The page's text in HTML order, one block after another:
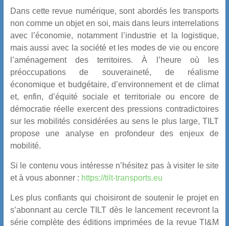
Dans cette revue numérique, sont abordés les transports
non comme un objet en soi, mais dans leurs interrelations
avec l’économie, notamment l’industrie et la logistique,
mais aussi avec la société et les modes de vie ou encore
l’aménagement des territoires. À l’heure où les
préoccupations de souveraineté, de réalisme
économique et budgétaire, d’environnement et de climat
et, enfin, d’équité sociale et territoriale ou encore de
démocratie réelle exercent des pressions contradictoires
sur les mobilités considérées au sens le plus large, TILT
propose une analyse en profondeur des enjeux de
mobilité.
Si le contenu vous intéresse n’hésitez pas à visiter le site
et à vous abonner : https://tilt-transports.eu
Les plus confiants qui choisiront de soutenir le projet en
s’abonnant au cercle TILT dès le lancement recevront la
série complète des éditions imprimées de la revue TI&M